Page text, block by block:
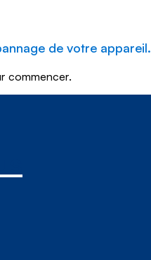
de votre appareil.
commencer.